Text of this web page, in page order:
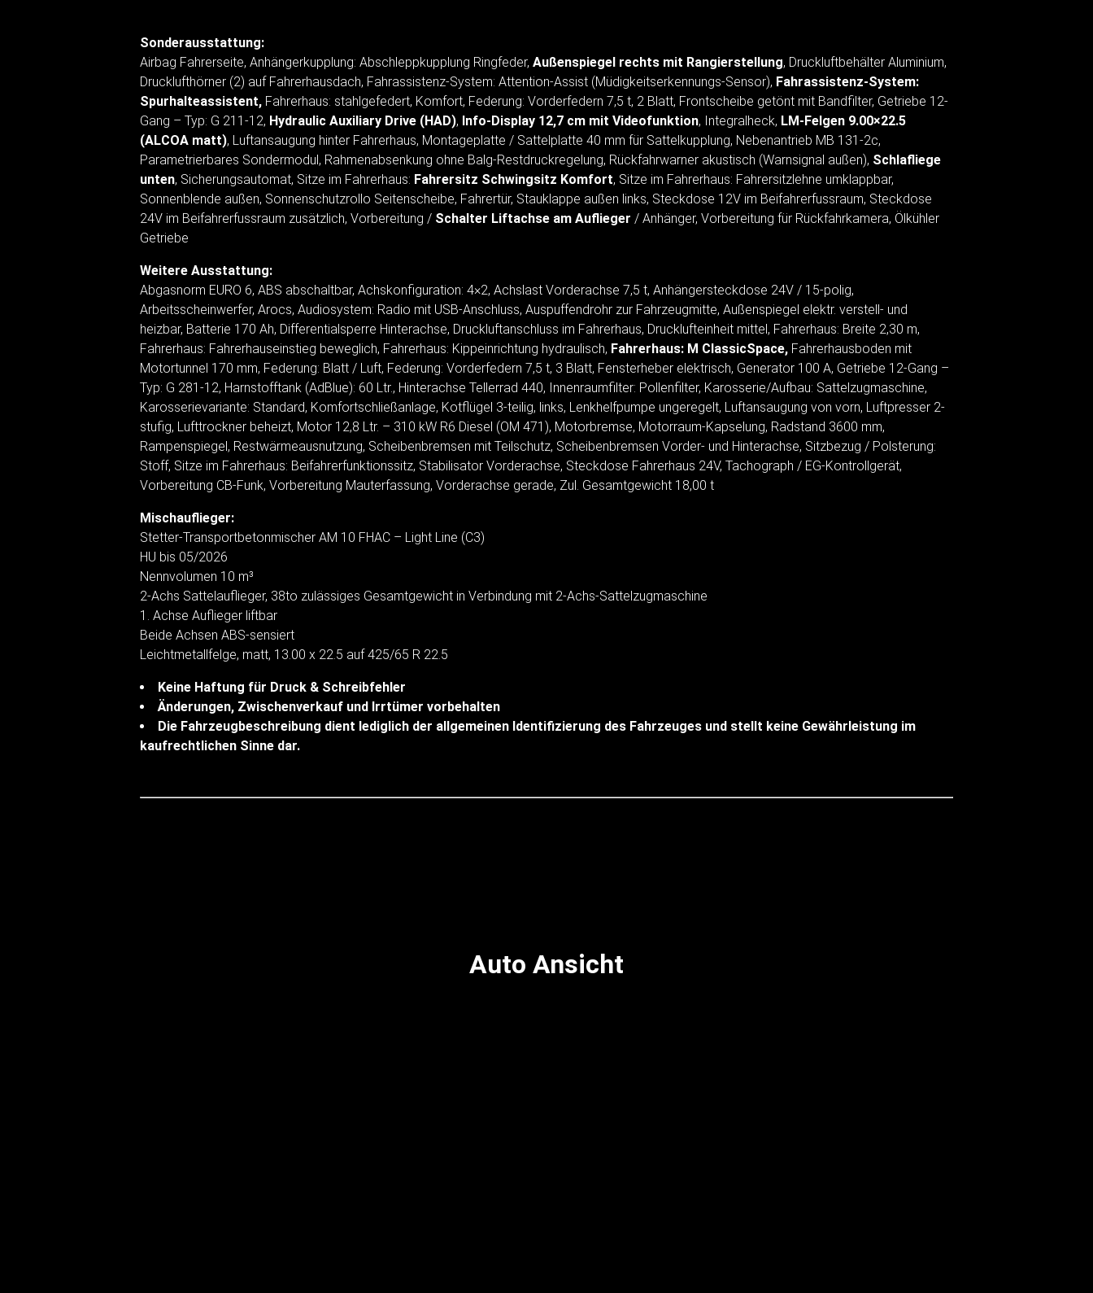
Sonderausstattung:
Airbag Fahrerseite, Anhängerkupplung: Abschleppkupplung Ringfeder, Außenspiegel rechts mit Rangierstellung, Druckluftbehälter Aluminium,
Drucklufthörner (2) auf Fahrerhausdach, Fahrassistenz-System: Attention-Assist (Müdigkeitserkennungs-Sensor), Fahrassistenz-System:
Spurhalteassistent, Fahrerhaus: stahlgefedert, Komfort, Federung: Vorderfedern 7,5 t, 2 Blatt, Frontscheibe getönt mit Bandfilter, Getriebe 12-
Gang – Typ: G 211-12, Hydraulic Auxiliary Drive (HAD), Info-Display 12,7 cm mit Videofunktion, Integralheck, LM-Felgen 9.00×22.5
(ALCOA matt), Luftansaugung hinter Fahrerhaus, Montageplatte / Sattelplatte 40 mm für Sattelkupplung, Nebenantrieb MB 131-2c,
Parametrierbares Sondermodul, Rahmenabsenkung ohne Balg-Restdruckregelung, Rückfahrwarner akustisch (Warnsignal außen), Schlafliege
unten, Sicherungsautomat, Sitze im Fahrerhaus: Fahrersitz Schwingsitz Komfort, Sitze im Fahrerhaus: Fahrersitzlehne umklappbar,
Sonnenblende außen, Sonnenschutzrollo Seitenscheibe, Fahrertür, Stauklappe außen links, Steckdose 12V im Beifahrerfussraum, Steckdose
24V im Beifahrerfussraum zusätzlich, Vorbereitung / Schalter Liftachse am Auflieger / Anhänger, Vorbereitung für Rückfahrkamera, Ölkühler
Getriebe
Weitere Ausstattung:
Abgasnorm EURO 6, ABS abschaltbar, Achskonfiguration: 4×2, Achslast Vorderachse 7,5 t, Anhängersteckdose 24V / 15-polig,
Arbeitsscheinwerfer, Arocs, Audiosystem: Radio mit USB-Anschluss, Auspuffendrohr zur Fahrzeugmitte, Außenspiegel elektr. verstell- und
heizbar, Batterie 170 Ah, Differentialsperre Hinterachse, Druckluftanschluss im Fahrerhaus, Drucklufteinheit mittel, Fahrerhaus: Breite 2,30 m,
Fahrerhaus: Fahrerhauseinstieg beweglich, Fahrerhaus: Kippeinrichtung hydraulisch, Fahrerhaus: M ClassicSpace, Fahrerhausboden mit
Motortunnel 170 mm, Federung: Blatt / Luft, Federung: Vorderfedern 7,5 t, 3 Blatt, Fensterheber elektrisch, Generator 100 A, Getriebe 12-Gang –
Typ: G 281-12, Harnstofftank (AdBlue): 60 Ltr., Hinterachse Tellerrad 440, Innenraumfilter: Pollenfilter, Karosserie/Aufbau: Sattelzugmaschine,
Karosserievariante: Standard, Komfortschließanlage, Kotflügel 3-teilig, links, Lenkhelfpumpe ungeregelt, Luftansaugung von vorn, Luftpresser 2-
stufig, Lufttrockner beheizt, Motor 12,8 Ltr. – 310 kW R6 Diesel (OM 471), Motorbremse, Motorraum-Kapselung, Radstand 3600 mm,
Rampenspiegel, Restwärmeausnutzung, Scheibenbremsen mit Teilschutz, Scheibenbremsen Vorder- und Hinterachse, Sitzbezug / Polsterung:
Stoff, Sitze im Fahrerhaus: Beifahrerfunktionssitz, Stabilisator Vorderachse, Steckdose Fahrerhaus 24V, Tachograph / EG-Kontrollgerät,
Vorbereitung CB-Funk, Vorbereitung Mauterfassung, Vorderachse gerade, Zul. Gesamtgewicht 18,00 t
Mischauflieger:
Stetter-Transportbetonmischer AM 10 FHAC – Light Line (C3)
HU bis 05/2026
Nennvolumen 10 m³
2-Achs Sattelauflieger, 38to zulässiges Gesamtgewicht in Verbindung mit 2-Achs-Sattelzugmaschine
1. Achse Auflieger liftbar
Beide Achsen ABS-sensiert
Leichtmetallfelge, matt, 13.00 x 22.5 auf 425/65 R 22.5
Keine Haftung für Druck & Schreibfehler
Änderungen, Zwischenverkauf und Irrtümer vorbehalten
Die Fahrzeugbeschreibung dient lediglich der allgemeinen Identifizierung des Fahrzeuges und stellt keine Gewährleistung im
kaufrechtlichen Sinne dar.
Auto Ansicht